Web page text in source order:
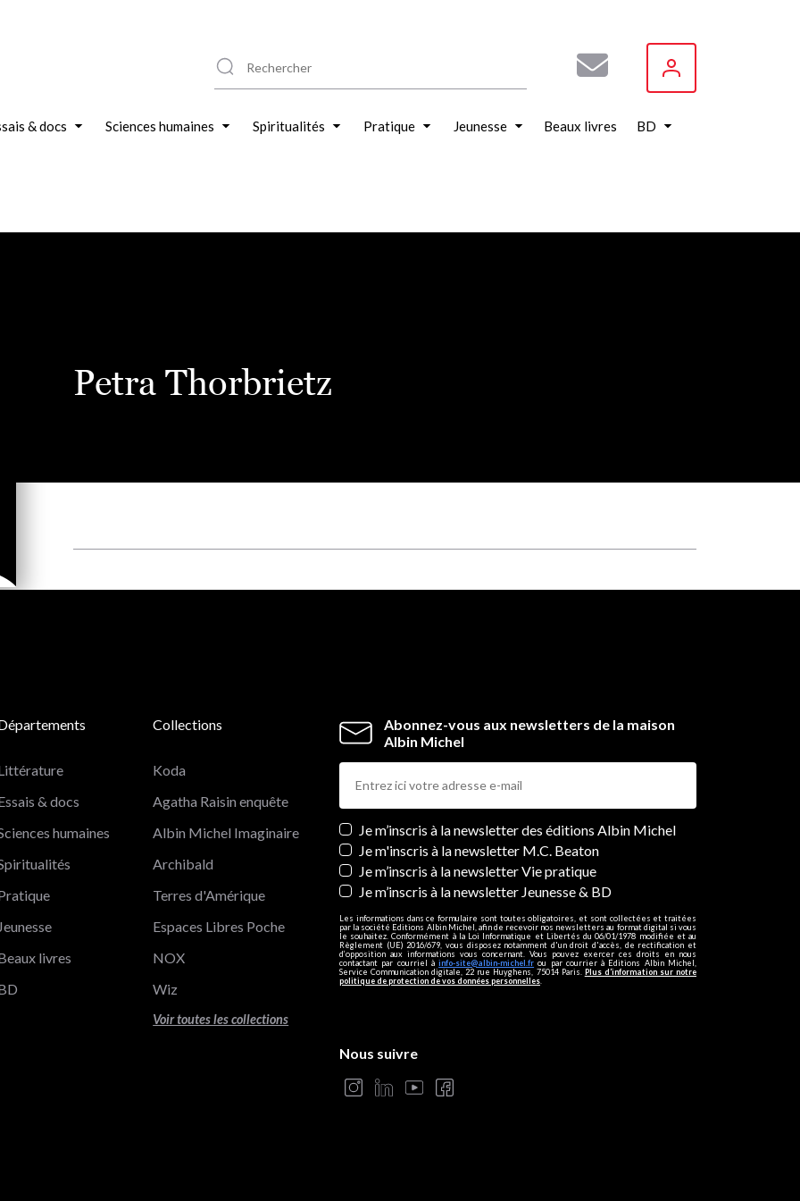
& docs Sciences humaines Spiritualités Pratique Jeunesse Beaux livres BD
Petra Thorbrietz
Abonnez-vous aux newsletters de la maison
Albin Michel
Newsletters
Je m’inscris à la newsletter des éditions Albin Michel
Je m'inscris à la newsletter M.C. Beaton
Je m’inscris à la newsletter Vie pratique
Je m’inscris à la newsletter Jeunesse & BD
Les informations dans ce formulaire sont toutes obligatoires, et sont collectées et traitées
par la société Editions Albin Michel, afin de recevoir nos newsletters au format digital si vous
le souhaitez. Conformément à la Loi Informatique et Libertés du 06/01/1978 modifiée et au
Règlement (UE) 2016/679, vous disposez notamment d'un droit d'accès, de rectification et
d’opposition aux informations vous concernant. Vous pouvez exercer ces droits en nous
contactant par courriel àinfo-site@albin-michel.fr ou par courrier à Editions Albin Michel,
Service Communication digitale, 22 rue Huyghens, 75014 Paris. Plus d’information sur notre
politique de protection de vos données personnelles
& docs
humaines
Jeunesse
livres
Collections
Koda
Agatha Raisin enquête
Albin Michel Imaginaire
Archibald
Terres d'Amérique
Espaces Libres Poche
NOX
Wiz
Voir toutes les collections
Nous suivre